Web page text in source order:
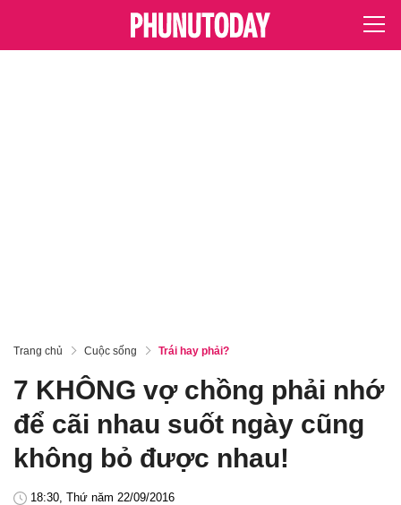
Trang chủ Cuộc sống Trái hay phải?
7 KHÔNG vợ chồng phải nhớ
để cãi nhau suốt ngày cũng
không bỏ được nhau!
18:30, Thứ năm 22/09/2016